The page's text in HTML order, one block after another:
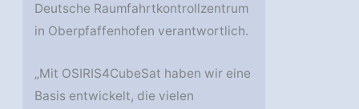
Deutsche Raumfahrtkontrollzentrum
in Oberpfaffenhofen verantwortlich.
„Mit OSIRIS4CubeSat haben wir eine
Basis entwickelt, die vielen